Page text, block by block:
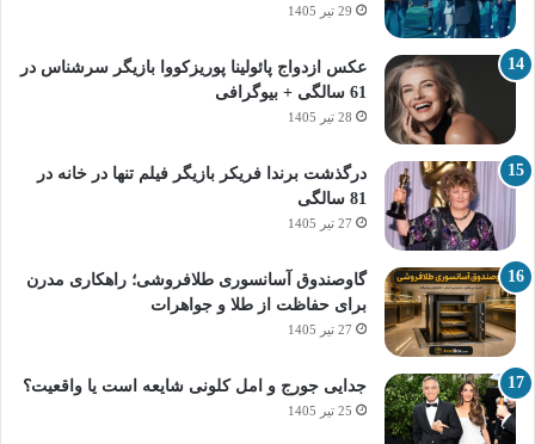
29 تیر 1405
عکس ازدواج پائولینا پوریزکووا بازیگر سرشناس در
61 سالگی + بیوگرافی
28 تیر 1405
درگذشت برندا فریکر بازیگر فیلم تنها در خانه در
81 سالگی
27 تیر 1405
گاوصندوق آسانسوری طلافروشی؛ راهکاری مدرن
برای حفاظت از طلا و جواهرات
27 تیر 1405
جدایی جورج و امل کلونی شایعه است یا واقعیت؟
25 تیر 1405